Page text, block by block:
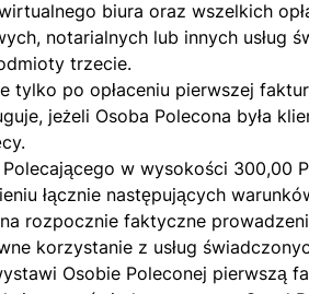
biura oraz wszelkich
notarialnych lub innych usług
trzecie.
tylko po opłaceniu pierwszej
jeżeli Osoba Polecona była
Polecającego w wysokości 300,00
łącznie następujących
rozpocznie faktyczne
korzystanie z usług
Osobie Poleconej pierwszą